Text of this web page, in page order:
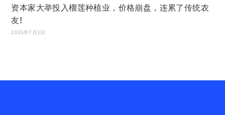
资本家大举投入榴莲种植业，价格崩盘，连累了传统农
友!
2026年7月1日